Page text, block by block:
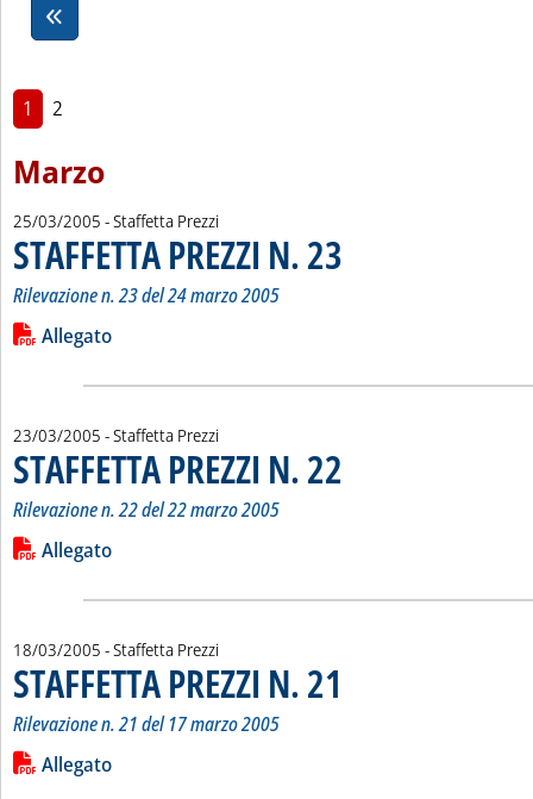
1 2
Marzo
25/03/2005 - Staffetta Prezzi
STAFFETTA PREZZI N. 23
Rilevazione n. 23 del 24 marzo 2005
Leggi tutta la notizia: 'STAFFETTA PREZZI N. 23'
Lista allegati PDF alla notizia
Allegato
23/03/2005 - Staffetta Prezzi
STAFFETTA PREZZI N. 22
Rilevazione n. 22 del 22 marzo 2005
Leggi tutta la notizia: 'STAFFETTA PREZZI N. 22'
Lista allegati PDF alla notizia
Allegato
18/03/2005 - Staffetta Prezzi
STAFFETTA PREZZI N. 21
Rilevazione n. 21 del 17 marzo 2005
Leggi tutta la notizia: 'STAFFETTA PREZZI N. 21'
Lista allegati PDF alla notizia
Allegato